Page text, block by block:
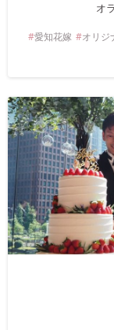
オ
愛知花嫁 オリジ